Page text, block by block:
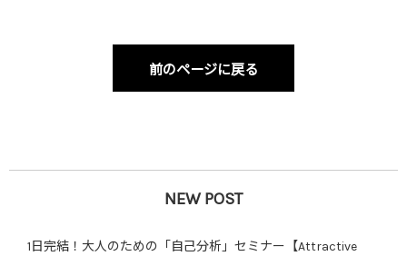
前のページに戻る
NEW POST
1日完結！大人のための「自己分析」セミナー【Attractive